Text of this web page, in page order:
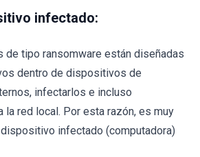
infectado:
de tipo ransomware están diseñadas
dentro de dispositivos de
infectarlos e incluso
la red local. Por esta razón, es muy
infectado (computadora)